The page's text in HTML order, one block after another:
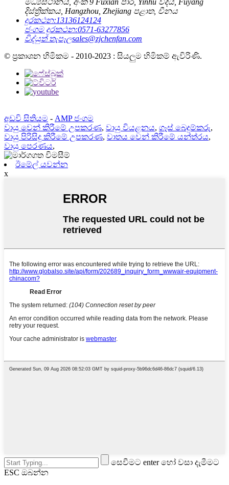
මධ්‍යස්ථානය, අංක 9 Fuxian පාර, Yinhu වීදිය, Fuyang
දිස්ත්‍රික්කය, Hangzhou, Zhejiang පළාත, චීනය
දුරකථන:13136124124
ජංගම දුරකථන:0571-63277856
විද්යුත් තැපෑලsales@zjchenfan.com
© ප්‍රකාශන හිමිකම - 2010-2023 : සියලුම හිමිකම් ඇවිරිණි.
අඩවි සිතියම - AMP ජංගම
වායු වෙන් කිරීමේ උපකරණ, වායු වියළනය, ගෑස් බෙදුම්කරු,
වායු පිරිසිදු කිරීමේ උපකරණ, වාතය වෙන් කිරීමේ යන්ත්රය,
වායු පෙරණය,
ඊමේල් යවන්න
x
සෙවීමට enter හෝ වසා දැමීමට
ESC ඔබන්න